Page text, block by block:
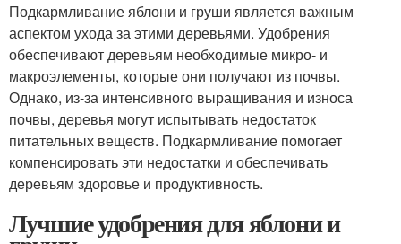
Подкармливание яблони и груши является важным
аспектом ухода за этими деревьями. Удобрения
обеспечивают деревьям необходимые микро- и
макроэлементы, которые они получают из почвы.
Однако, из-за интенсивного выращивания и износа
почвы, деревья могут испытывать недостаток
питательных веществ. Подкармливание помогает
компенсировать эти недостатки и обеспечивать
деревьям здоровье и продуктивность.
Лучшие удобрения для яблони и